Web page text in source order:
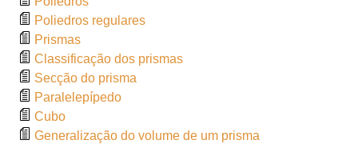
Poliedros regulares
Prismas
Classificação dos prismas
Secção do prisma
Paralelepípedo
Cubo
Generalização do volume de um prisma